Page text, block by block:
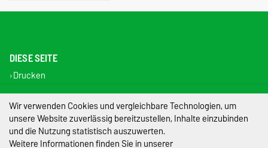
DIESE SEITE
Drucken
Impressum
Datenschutz
Wir verwenden Cookies und vergleichbare Technologien, um
unsere Website zuverlässig bereitzustellen, Inhalte einzubinden
und die Nutzung statistisch auszuwerten.
Weitere Informationen finden Sie in unserer